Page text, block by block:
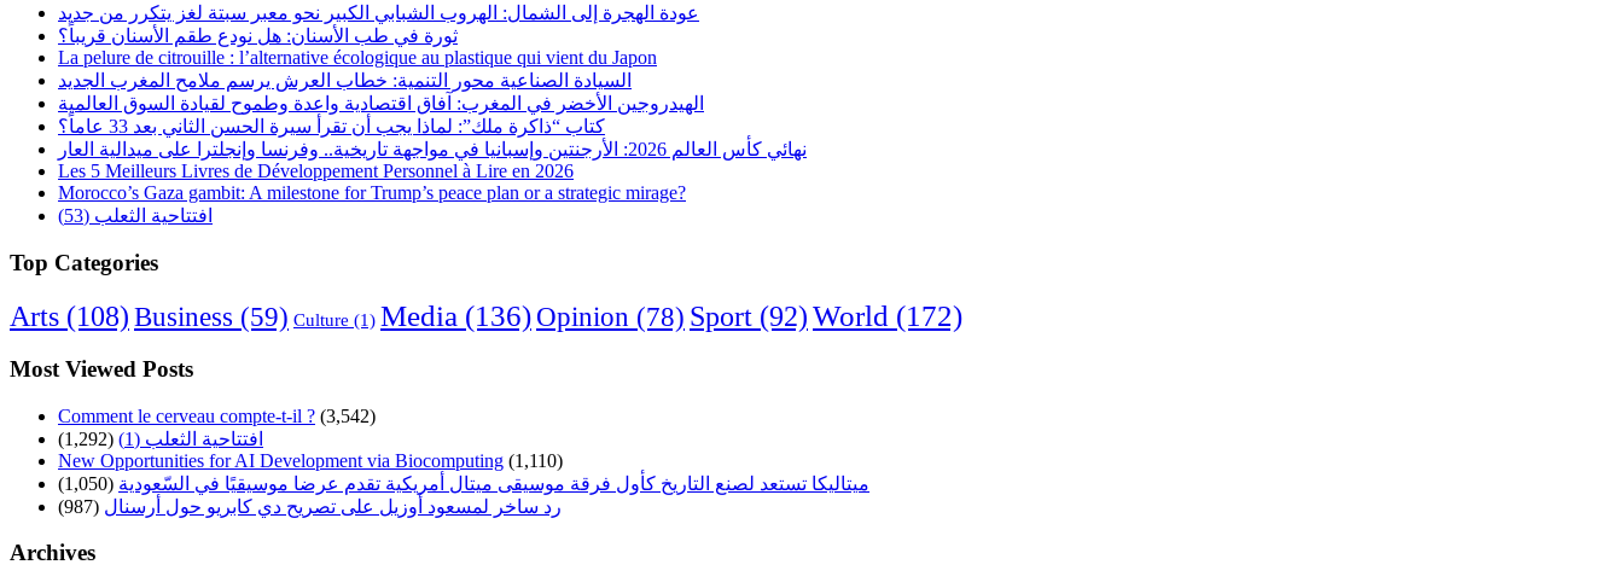
عودة الهجرة إلى الشمال: الهروب الشبابي الكبير نحو معبر سبتة لغز يتكرر من جديد
ثورة في طب الأسنان: هل نودع طقم الأسنان قريباً؟
La pelure de citrouille : l’alternative écologique au plastique qui vient du Japon
السيادة الصناعية محور التنمية: خطاب العرش يرسم ملامح المغرب الجديد
الهيدروجين الأخضر في المغرب: آفاق اقتصادية واعدة وطموح لقيادة السوق العالمية
كتاب “ذاكرة ملك”: لماذا يجب أن تقرأ سيرة الحسن الثاني بعد 33 عاماً؟
نهائي كأس العالم 2026: الأرجنتين وإسبانيا في مواجهة تاريخية.. وفرنسا وإنجلترا على ميدالية العار
Les 5 Meilleurs Livres de Développement Personnel à Lire en 2026
Morocco’s Gaza gambit: A milestone for Trump’s peace plan or a strategic mirage?
افتتاحية الثعلب (53)
Top Categories
Arts (108) Business (59) Culture (1) Media (136)Opinion (78) Sport (92)World (172)
Most Viewed Posts
Comment le cerveau compte-t-il ? (3,542)
افتتاحية الثعلب (1)
(1,292)
New Opportunities for AI Development via Biocomputing (1,110)
ميتاليكا تستعد لصنع التاريخ كأول فرقة موسيقى ميتال أمريكية تقدم عرضا موسيقيًا في السّعودية (1,050)
رد ساخر لمسعود أوزيل على تصريح دي كابريو حول أرسنال (987)
Archives